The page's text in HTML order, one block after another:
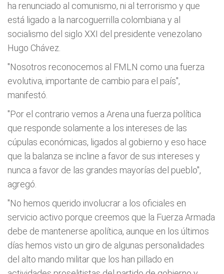
ha renunciado al comunismo, ni al terrorismo y que
está ligado a la narcoguerrilla colombiana y al
socialismo del siglo XXI del presidente venezolano
Hugo Chávez.
"Nosotros reconocemos al FMLN como una fuerza
evolutiva, importante de cambio para el país",
manifestó.
"Por el contrario vemos a Arena una fuerza política
que responde solamente a los intereses de las
cúpulas económicas, ligados al gobierno y eso hace
que la balanza se incline a favor de sus intereses y
nunca a favor de las grandes mayorías del pueblo",
agregó.
"No hemos querido involucrar a los oficiales en
servicio activo porque creemos que la Fuerza Armada
debe de mantenerse apolítica, aunque en los últimos
días hemos visto un giro de algunas personalidades
del alto mando militar que los han pillado en